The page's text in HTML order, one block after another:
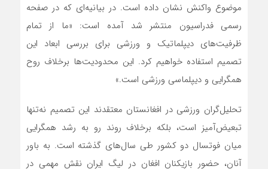
موضوع واکنش نشان داده است. در بیانیه‌ای که در صفحه
رسمی فدراسیون منتشر شد آمده است: «ما از تمام
ظرفیت‌های دیپلماتیک و ورزشی برای بررسی ابعاد این
تصمیم استفاده خواهیم کرد. این محدودیت‌ها برخلاف روح
همگرایی و دیپلماسی ورزشی است.»
تحلیل‌گران ورزشی در افغانستان معتقدند این تصمیم نه‌تنها
تبعیض‌آمیز است، بلکه برخلاف روند رو به رشد همگرایی
میان فوتسال دو کشور طی سال‌های گذشته است. به باور
آنان، حضور بازیکنان افغان در لیگ ایران نقش مهمی در